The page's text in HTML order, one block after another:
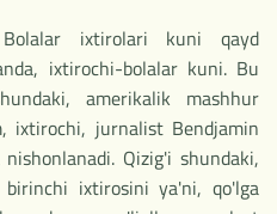
ixtirolari kuni qayd
ixtirochi-bolalar kuni. Bu
amerikalik mashhur
ixtirochi, jurnalist Bendjamin
Qizig'i shundaki,
ixtirosini ya'ni, qo'lga